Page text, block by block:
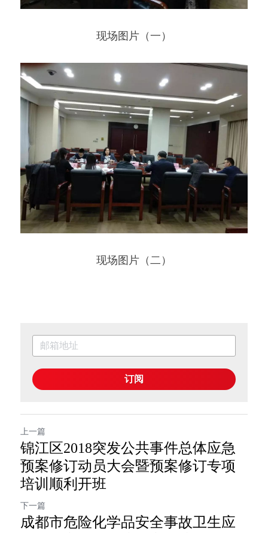
现场图片（一）
现场图片（二）
订阅
上一篇
锦江区2018突发公共事件总体应急
预案修订动员大会暨预案修订专项
培训顺利开班
下一篇
成都市危险化学品安全事故卫生应